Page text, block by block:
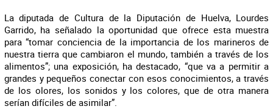
La diputada de Cultura de la Diputación de Huelva, Lourdes
Garrido, ha señalado la oportunidad que ofrece esta muestra
para “tomar conciencia de la importancia de los marineros de
nuestra tierra que cambiaron el mundo, también a través de los
alimentos”; una exposición, ha destacado, “que va a permitir a
grandes y pequeños conectar con esos conocimientos, a través
de los olores, los sonidos y los colores, que de otra manera
serían difíciles de asimilar”.